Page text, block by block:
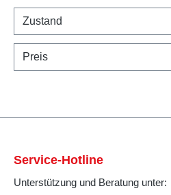
Zustand
Preis
Service-Hotline
Unterstützung und Beratung unter: